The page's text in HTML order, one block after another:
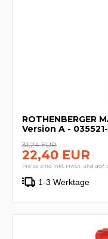
ROTHENBERGER
Version A -
31,24 EUR
22,40 EUR
Preise sind inkl. MwSt. und ggf.
1-3 Werktage